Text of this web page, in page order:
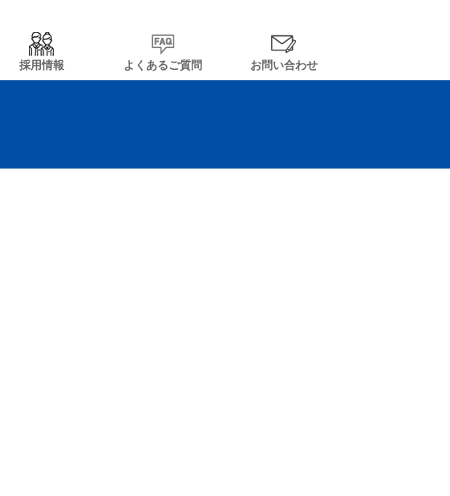
採用情報 よくあるご質問 お問い合わせ